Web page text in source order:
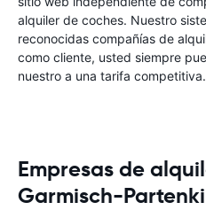
alquiler de coches. Nuestro
reconocidas compañías de
como cliente, usted siempre
nuestro a una tarifa competitiva.
Empresas de
Garmisch-